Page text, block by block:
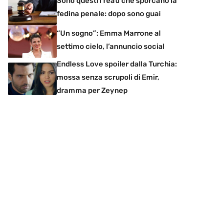
fedina penale: dopo sono guai
“Un sogno”: Emma Marrone al
settimo cielo, l’annuncio social
Endless Love spoiler dalla Turchia:
mossa senza scrupoli di Emir,
dramma per Zeynep